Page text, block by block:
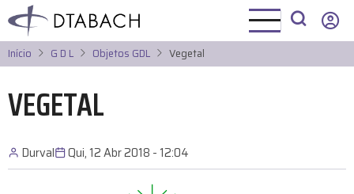
Pular
para
conteúdo
principal
Início G D L Objetos GDL Vegetal
VEGETAL
Durval Qui, 12 Abr 2018 - 12:04